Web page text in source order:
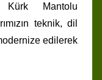
Kürk Mantolu
teknik, dil
edilerek